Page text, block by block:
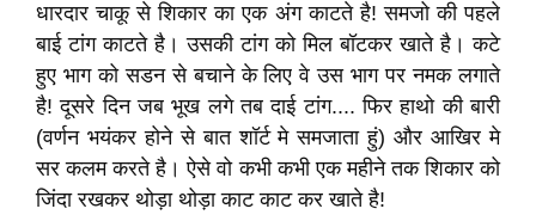
धारदार चाकू से शिकार का एक अंग काटते है! समजो की पहले
बाई टांग काटते है। उसकी टांग को मिल बॉटकर खाते है। कटे
हुए भाग को सडन से बचाने के लिए वे उस भाग पर नमक लगाते
है! दूसरे दिन जब भूख लगे तब दाई टांग.... फिर हाथो की बारी
(वर्णन भयंकर होने से बात शॉर्ट मे समजाता हुं) और आखिर मे
सर कलम करते है। ऐसे वो कभी कभी एक महीने तक शिकार को
जिंदा रखकर थोड़ा थोड़ा काट काट कर खाते है!